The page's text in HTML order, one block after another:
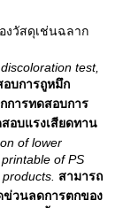
งวัสดุเช่นฉลาก
test,
อบการถูหมึก
การทดสอบการ
อบแรงเสียดทาน
of lower
of PS
สามารถ
ข่วนลดการตกของ